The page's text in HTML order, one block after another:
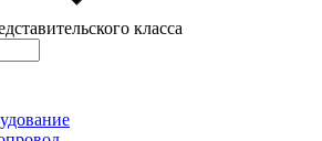
класса